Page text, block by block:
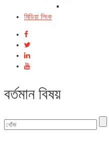
মিডিয়া লিংক
বর্তমান বিষয়